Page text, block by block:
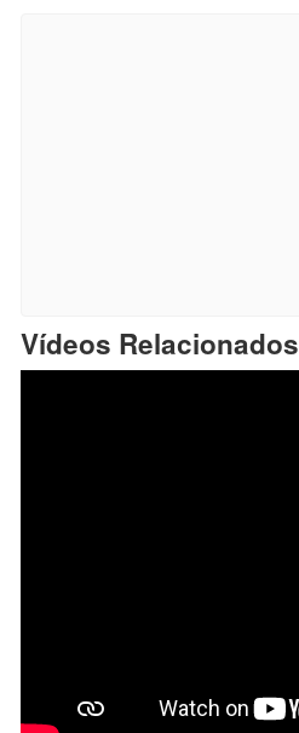
Vídeos Relacionados